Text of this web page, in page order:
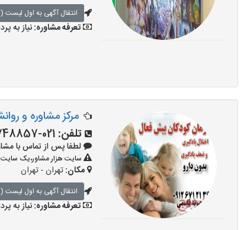
انتقال آگهی به اول لیست
تعرفه مشاوره:نیاز به
مرکز مشاوره و
تلفن: 021-44748857 - 09126712136
لطفا پس از تماس با مشاور
سایت هزار مشاور،یک سایت
مکان:تهران - تهران
انتقال آگهی به اول لیست
تعرفه مشاوره:نیاز به